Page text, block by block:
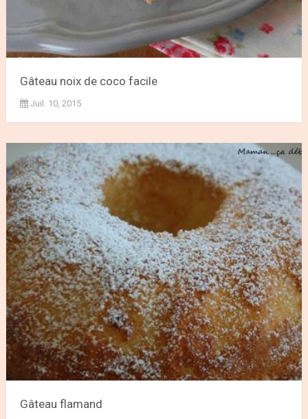
Gâteau noix de coco facile
Juil. 10, 2015
Gâteau flamand